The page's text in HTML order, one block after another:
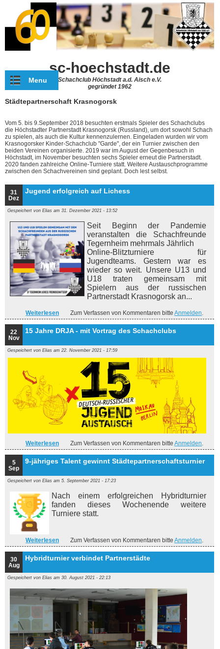
Direkt zum Inhalt
sc-hoechstadt.de
Schachclub Höchstadt a.d. Aisch e.V.
gegründet 1962
Menu
Städtepartnerschaft Krasnogorsk
Vom 5. bis 9.September 2018 besuchten erstmals Spieler des Schachclubs
die Höchstadter Partnerstadt Krasnogorsk (Russland), um dort sowohl Schach
zu spielen, als auch die Kultur kennenzulernen. Eingeladen wurden wir vom
Krasnogorsker Kinder-Schachclub "Garde", der ein Turnier zwischen den
beiden Vereinen organisierte. 2019 war im August der Gegenbesuch in
Höchstadt, im November besuchten sechs Spieler erneut die Partnerstadt.
2020 fanden zahlreiche Online-Turniere statt. Weitere Austauschprogramme
zwischen den Schachvereinen sind geplant. Doch lest selbst.
31
Dez
Jugend erfolgreich auf Lichess
Gespeichert von Elias am 31. Dezember 2021 - 13:52
Seit Beginn der Pandemie
veranstalten die Schachfreunde
Tegernheim mehrmals Jährlich
Online-Blitzturniere für
Jugendteams. Gestern war es
wieder so weit. Unsere U13 und
U18 traten gemeinsam mit
Spielern aus der russischen
Partnerstadt Krasnogorsk an...
Weiterlesen über Jugend erfolgreich auf Lichess
Zum Verfassen von Kommentaren bitteAnmelden.
22
Nov
15 Jahre DRJA - mit Vortrag des Schachclubs
Gespeichert von Elias am 22. November 2021 - 17:59
Weiterlesen über 15 Jahre DRJA - mit Vortrag des Schachclubs
Zum Verfassen von Kommentaren bitteAnmelden.
5
Sep
9-jähriges Talent gewinnt Städtepartnerschaftsturnier
Gespeichert von Elias am 5. September 2021 - 17:23
Nach einem erfolgreichen Hybridturnier
fanden dieses Wochenende weitere
Turniere statt.
Weiterlesen
über 9-jähriges Talent gewinnt
Städtepartnerschaftsturnier
Zum Verfassen von Kommentaren bitteAnmelden.
30
Aug
Hybridturnier verbindet Partnerstädte
Gespeichert von Elias am 30. August 2021 - 22:13